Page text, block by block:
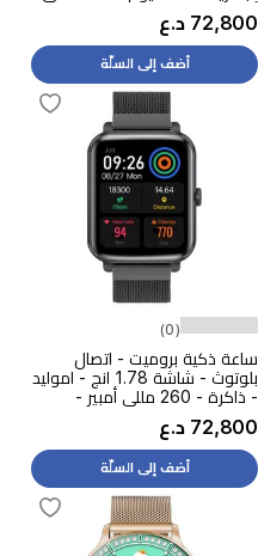
أمبير - ازرق
72,800 د.ع
أضف إلى السلّة
(0)
ساعة ذكية بروميت - اتصال
بلوتوث - شاشة 1.78 انج - اموليد
- ذاكرة - 260 مللي أمبير -
رمادي
72,800 د.ع
أضف إلى السلّة